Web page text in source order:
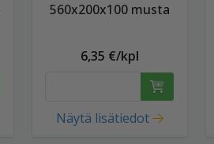
560x200x100 musta
6,35 €/kpl
Näytä lisätiedot